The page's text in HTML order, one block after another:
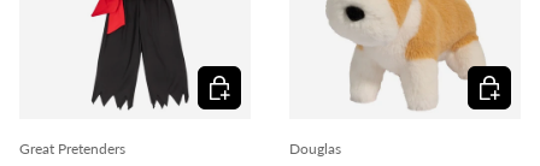
Great Pretenders
Ajouter au panier
Douglas
Ajouter